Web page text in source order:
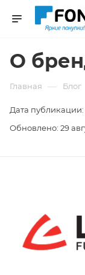
О
Главная — Блог
Дата публикации:
Обновлено: 29